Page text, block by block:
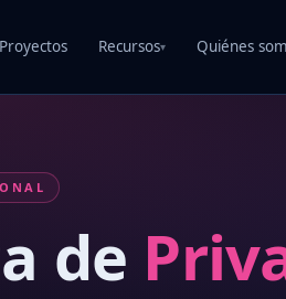
Proyectos Recursos▾ Quiénes
de